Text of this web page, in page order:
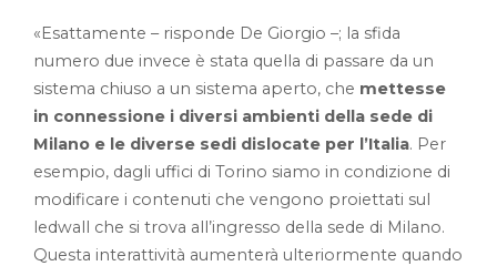
«Esattamente – risponde De Giorgio –; la sfida
numero due invece è stata quella di passare da un
sistema chiuso a un sistema aperto, che mettesse
in connessione i diversi ambienti della sede di
Milano e le diverse sedi dislocate per l’Italia. Per
esempio, dagli uffici di Torino siamo in condizione di
modificare i contenuti che vengono proiettati sul
ledwall che si trova all’ingresso della sede di Milano.
Questa interattività aumenterà ulteriormente quando